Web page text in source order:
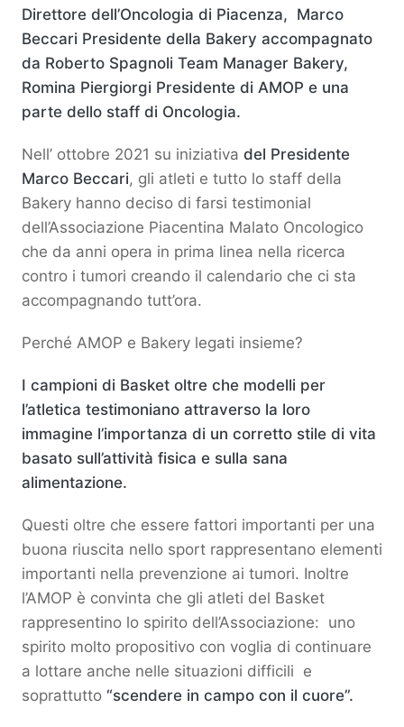
Direttore dell’Oncologia di Piacenza, Marco
Beccari Presidente della Bakery accompagnato
da Roberto Spagnoli Team Manager Bakery,
Romina Piergiorgi Presidente di AMOP e una
parte dello staff di Oncologia.
Nell’ ottobre 2021 su iniziativa del Presidente
Marco Beccari, gli atleti e tutto lo staff della
Bakery hanno deciso di farsi testimonial
dell’Associazione Piacentina Malato Oncologico
che da anni opera in prima linea nella ricerca
contro i tumori creando il calendario che ci sta
accompagnando tutt’ora.
Perché AMOP e Bakery legati insieme?
I campioni di Basket oltre che modelli per
l’atletica testimoniano attraverso la loro
immagine l’importanza di un corretto stile di vita
basato sull’attività fisica e sulla sana
alimentazione.
Questi oltre che essere fattori importanti per una
buona riuscita nello sport rappresentano elementi
importanti nella prevenzione ai tumori. Inoltre
l’AMOP è convinta che gli atleti del Basket
rappresentino lo spirito dell’Associazione: uno
spirito molto propositivo con voglia di continuare
a lottare anche nelle situazioni difficili e
soprattutto “scendere in campo con il cuore”.